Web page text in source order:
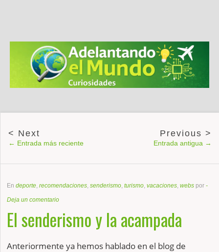
← Entrada más reciente Entrada antigua →
Endeporte,recomendaciones,senderismo,turismo,vacaciones,webs por-
Deja un comentario
El senderismo y la acampada
Anteriormente ya hemos hablado en el blog de